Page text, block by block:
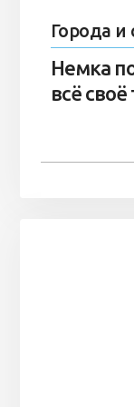
Города и
Немка
всё своё